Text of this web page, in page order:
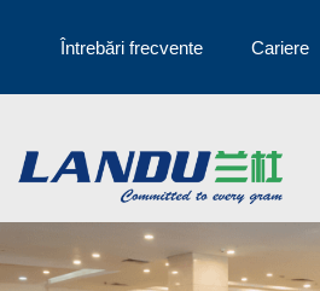
Întrebări frecvente Cariere